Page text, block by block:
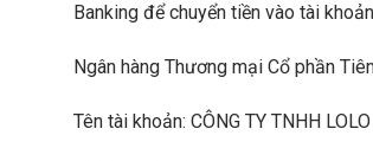
Banking để chuyển tiền vào tài
Ngân hàng Thương mại Cổ phần
Tên tài khoản: CÔNG TY TNHH